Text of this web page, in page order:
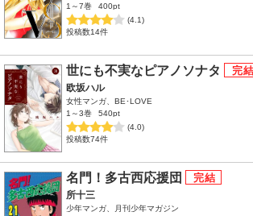
1～7巻
400pt
(4.1)
投稿数14件
世にも不実なピアノソナタ
欧坂ハル
女性マンガ、BE･LOVE
1～3巻
540pt
(4.0)
投稿数74件
名門！多古西応援団
所十三
少年マンガ、月刊少年マガジン